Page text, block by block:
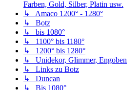
Farben, Gold, Silber, Platin usw.
↳ Amaco 1200° - 1280°
↳ Botz
↳ bis 1080°
↳ 1100° bis 1180°
↳ 1200° bis 1280°
↳ Unidekor, Glimmer, Engoben
↳ Links zu Botz
↳ Duncan
↳ Bis 1080°